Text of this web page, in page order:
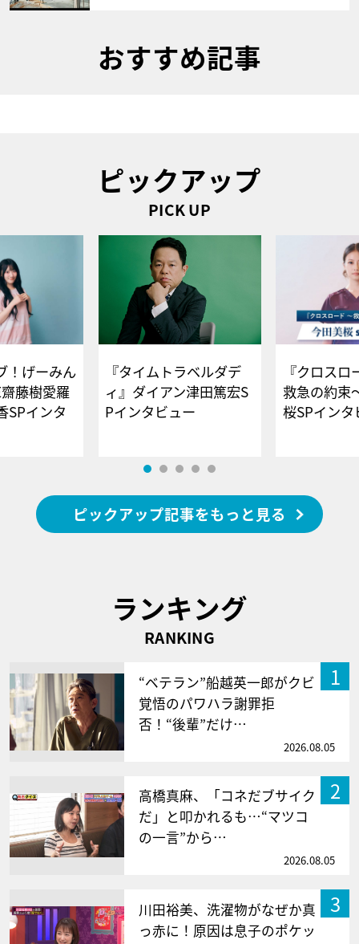
おすすめ記事
ピックアップ
PICK UP
！げーみん
藤樹愛羅
SPインタ
『タイムトラベルダデ
ィ』ダイアン津田篤宏S
Pインタビュー
『クロス
救急の約束
桜SPイ
ピックアップ記事をもっと見る
ランキング
RANKING
1
“ベテラン”船越英一郎がクビ
覚悟のパワハラ謝罪拒
否！“後輩”だけ…
2026.08.05
2
高橋真麻、「コネだブサイク
だ」と叩かれるも…“マツコ
の一言”から…
2026.08.05
3
川田裕美、洗濯物がなぜか真
っ赤に！原因は息子のポケッ